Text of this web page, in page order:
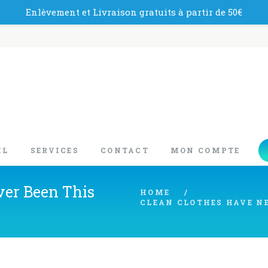
SERVICES CONTACT MON COMPTE
Been This
HOME
CLEAN CLOTHES HAVE
Enlèvement et Livraison gratuits à partir de 50€